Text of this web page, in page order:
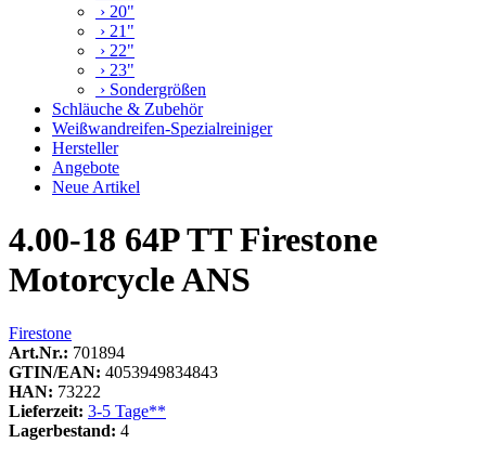
› 20"
› 21"
› 22"
› 23"
› Sondergrößen
Schläuche & Zubehör
Weißwandreifen-Spezialreiniger
Hersteller
Angebote
Neue Artikel
4.00-18 64P TT Firestone
Motorcycle ANS
Firestone
Art.Nr.: 701894
GTIN/EAN: 4053949834843
HAN: 73222
Lieferzeit: 3-5 Tage**
Lagerbestand: 4